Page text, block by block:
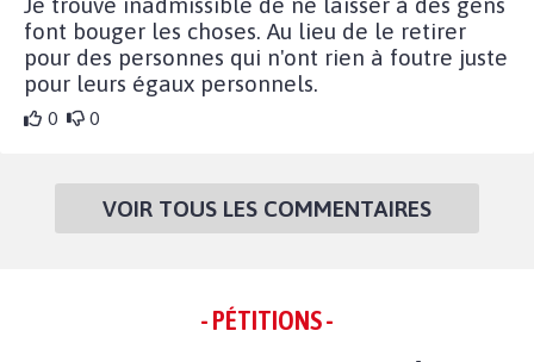
font bouger les choses. Au lieu de le retirer
pour des personnes qui n'ont rien à foutre juste
pour leurs égaux personnels.
0 0
VOIR TOUS LES COMMENTAIRES
- PÉTITIONS -